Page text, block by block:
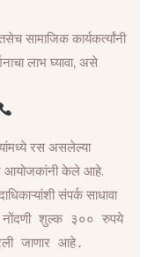
सामाजिक कार्यकर्त्यांनी
लाभ घ्यावा, असे
रस असलेल्या
आयोजकांनी केले आहे.
संपर्क साधावा
नोंदणी शुल्क ३०० रुपये
जाणार आहे.